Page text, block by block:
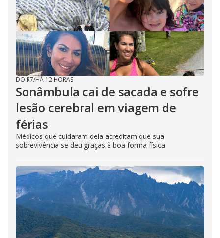
DO R7/HÁ 12 HORAS
Sonâmbula cai de sacada e sofre
lesão cerebral em viagem de
férias
Médicos que cuidaram dela acreditam que sua
sobrevivência se deu graças à boa forma física